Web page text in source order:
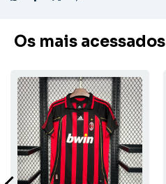
Os mais acessados